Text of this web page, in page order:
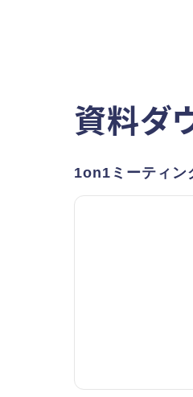
資料ダ
1on1ミーティン